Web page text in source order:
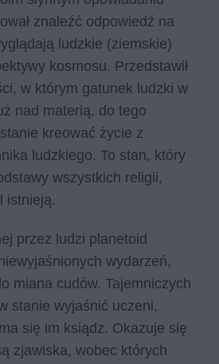
znaleźć odpowiedź na
ludzkie (ziemskie)
kosmosu. Przedstawił
w którym gatunek ludzki w
nad materią, do tego
kreować życie z
ludzkiego. To stan, który
wszystkich religii,
istnieją.
przez ludzi planetoid
wydarzeń,
miana cudów. Tajemniczych
stanie wyjaśnić uczeni,
się im ksiądz. Okazuje się
zjawiska, wobec których